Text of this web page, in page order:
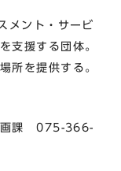
ント・サービ
支援する団体。
所を提供する。
画課 075-366-